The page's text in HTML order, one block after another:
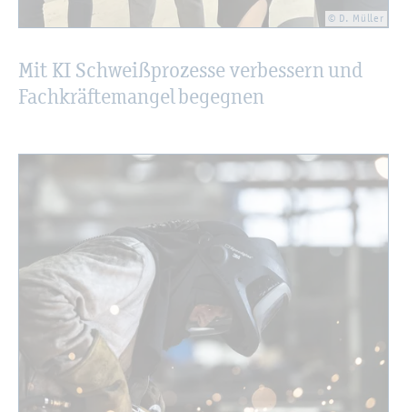
© D. Mül­ler
Mit KI Schwei­ß­pro­zes­se ver­bes­sern und
Fach­kräf­te­man­gel be­geg­nen